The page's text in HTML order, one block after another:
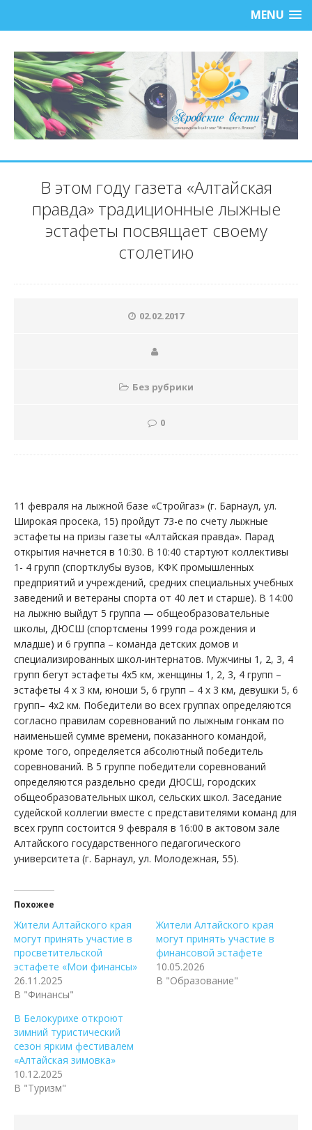
MENU
В этом году газета «Алтайская
правда» традиционные лыжные
эстафеты посвящает своему
столетию
02.02.2017
Без рубрики
0
11 февраля на лыжной базе «Стройгаз» (г. Барнаул, ул.
Широкая просека, 15) пройдут 73-е по счету лыжные
эстафеты на призы газеты «Алтайская правда». Парад
открытия начнется в 10:30. В 10:40 стартуют коллективы
1- 4 групп (спортклубы вузов, КФК промышленных
предприятий и учреждений, средних специальных учебных
заведений и ветераны спорта от 40 лет и старше). В 14:00
на лыжню выйдут 5 группа — общеобразовательные
школы, ДЮСШ (спортсмены 1999 года рождения и
младше) и 6 группа – команда детских домов и
специализированных школ-интернатов. Мужчины 1, 2, 3, 4
групп бегут эстафеты 4х5 км, женщины 1, 2, 3, 4 групп –
эстафеты 4 х 3 км, юноши 5, 6 групп – 4 х 3 км, девушки 5, 6
групп– 4х2 км. Победители во всех группах определяются
согласно правилам соревнований по лыжным гонкам по
наименьшей сумме времени, показанного командой,
кроме того, определяется абсолютный победитель
соревнований. В 5 группе победители соревнований
определяются раздельно среди ДЮСШ, городских
общеобразовательных школ, сельских школ. Заседание
судейской коллегии вместе с представителями команд для
всех групп состоится 9 февраля в 16:00 в актовом зале
Алтайского государственного педагогического
университета (г. Барнаул, ул. Молодежная, 55).
Похожее
Жители Алтайского края
могут принять участие в
просветительской
эстафете «Мои финансы»
26.11.2025
В "Финансы"
Жители Алтайского края
могут принять участие в
финансовой эстафете
10.05.2026
В "Образование"
В Белокурихе откроют
зимний туристический
сезон ярким фестивалем
«Алтайская зимовка»
10.12.2025
В "Туризм"